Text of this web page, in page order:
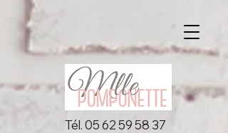
Tél.05 62 59 58 37